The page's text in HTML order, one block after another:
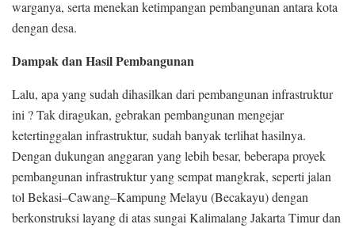
warganya, serta menekan ketimpangan pembangunan antara kota
dengan desa.
Dampak dan Hasil Pembangunan
Lalu, apa yang sudah dihasilkan dari pembangunan infrastruktur
ini ? Tak diragukan, gebrakan pembangunan mengejar
ketertinggalan infrastruktur, sudah banyak terlihat hasilnya.
Dengan dukungan anggaran yang lebih besar, beberapa proyek
pembangunan infrastruktur yang sempat mangkrak, seperti jalan
tol Bekasi–Cawang–Kampung Melayu (Becakayu) dengan
berkonstruksi layang di atas sungai Kalimalang Jakarta Timur dan